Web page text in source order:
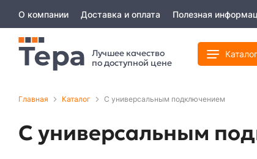
О компании Доставка и оплата Полезная
Лучшее качество
по доступной цене
Каталог
Главная Каталог C универсальным подключением
C универсальным